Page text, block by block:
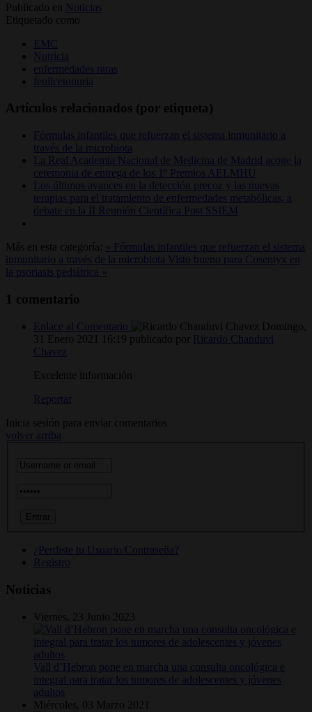
Publicado en
Noticias
Etiquetado como
EMC
Nutricia
enfermedades raras
fenilcetonuria
Artículos relacionados (por etiqueta)
Fórmulas infantiles que refuerzan el sistema inmunitario a
través de la microbiota
La Real Academia Nacional de Medicina de Madrid acoge la
ceremonia de entrega de los 1º Premios AELMHU
Los últimos avances en la detección precoz y las nuevas
terapias para el tratamiento de enfermedades metabólicas, a
debate en la II Reunión Científica Post SSIEM
Más en esta categoría: « Fórmulas infantiles que refuerzan el sistema
inmunitario a través de la microbiota Visto bueno para Cosentyx en
la psoriasis pediátrica »
1 comentario
Enlace al Comentario
Domingo,
31 Enero 2021 16:19 publicado por
Ricardo Chanduvi
Chavez
Excelente información
Reportar
Inicia sesión para enviar comentarios
volver arriba
¿Perdiste tu Usuario/Contraseña?
Registro
Noticias
Viernes, 23 Junio 2023
Vall d’Hebron pone en marcha una consulta oncológica e
integral para tratar los tumores de adolescentes y jóvenes
adultos
Miércoles, 03 Marzo 2021